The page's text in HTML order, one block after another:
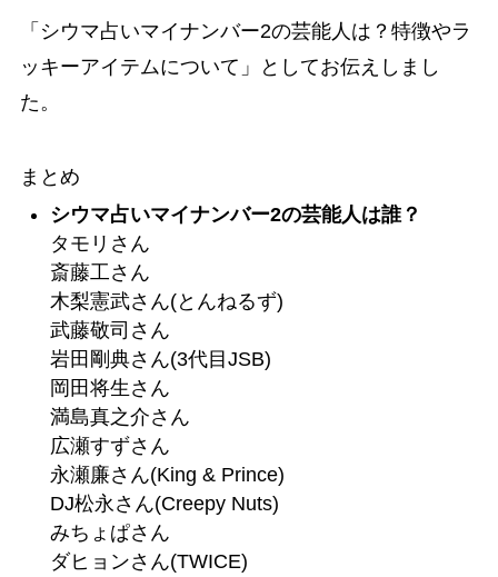
「 シウマ占いマイナンバー2の芸能人は？特徴やラ
ッキーアイテムについて 」としてお伝えしまし
た。
まとめ
シウマ占いマイナンバー2の芸能人は誰？
タモリさん
斎藤工さん
木梨憲武さん(とんねるず)
武藤敬司さん
岩田剛典さん(3代目JSB)
岡田将生さん
満島真之介さん
広瀬すずさん
永瀬廉さん(King & Prince)
DJ松永さん(Creepy Nuts)
みちょぱさん
ダヒョンさん(TWICE)